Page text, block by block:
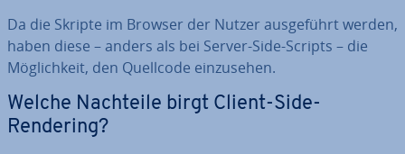
Da die Skripte im Browser der Nutzer aus­ge­führt werden,
haben diese – anders als bei Server-Side-Scripts – die
Mög­lich­keit, den Quellcode ein­zu­se­hen.
Welche Nachteile birgt Client-Side-
Rendering?